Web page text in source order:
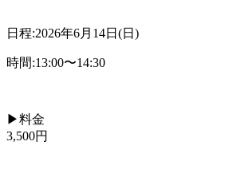
日程:2026年6月14日(日)
時間:13:00〜14:30
▶︎料金
3,500円